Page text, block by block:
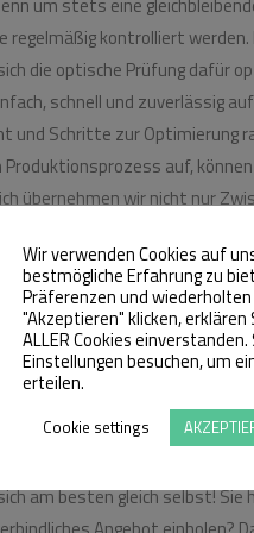
regelmäßig kontrolliert
die optische Prüfung dafür
schnell und zuverlässig
und Schritte zur Optimierung
auf,
übernehmen wir nicht nur
erledigen wir bei Bedarf
und
am besten gleich selbst!
Wir verwenden Cookies auf
bestmögliche Erfahrung zu
Präferenzen und
"Akzeptieren" klicken,
ALLER Cookies
Einstellungen besuchen, um
erteilen.
Cookie settings